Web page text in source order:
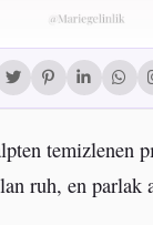
temizlenen
ruh, en parlak